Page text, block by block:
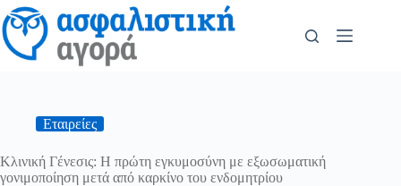
Εταιρείες
Κλινική Γένεσις: Η πρώτη εγκυμοσύνη με εξωσωματική
γονιμοποίηση μετά από καρκίνο του ενδομητρίου